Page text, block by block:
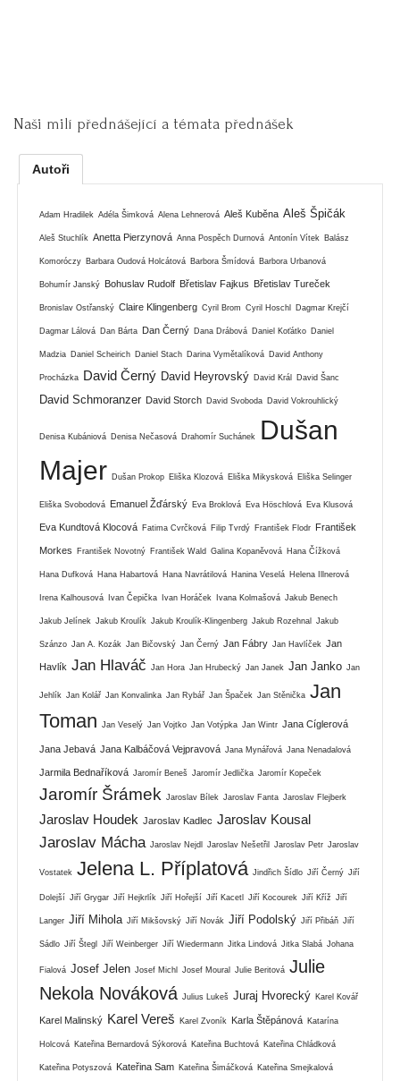
Naši milí přednášející a témata přednášek
Autoři
Adam Hradilek Adéla Šimková Alena Lehnerová Aleš Kuběna Aleš Špičák
Aleš Stuchlík Anetta Pierzynová Anna Pospěch Durnová Antonín Vítek Balász
Komoróczy Barbara Oudová Holcátová Barbora Šmídová Barbora Urbanová
Bohumír Janský Bohuslav Rudolf Břetislav Fajkus Břetislav Tureček
Bronislav Ostřanský Claire Klingenberg Cyril Brom Cyril Hoschl Dagmar Krejčí
Dagmar Lálová Dan Bárta Dan Černý Dana Drábová Daniel Koťátko Daniel
Madzia Daniel Scheirich Daniel Stach Darina Vymětalíková David Anthony
Procházka David Černý David Heyrovský David Král David Šanc
David Schmoranzer David Storch David Svoboda David Vokrouhlický
Denisa Kubániová Denisa Nečasová Drahomír Suchánek
Dušan
Majer Dušan Prokop Eliška Klozová Eliška Mikysková Eliška Selinger
Eliška Svobodová Emanuel Žďárský Eva Broklová Eva Höschlová Eva Klusová
Eva Kundtová Klocová Fatima Cvrčková Filip Tvrdý František Flodr František
Morkes František Novotný František Wald Galina Kopaněvová Hana Čížková
Hana Dufková Hana Habartová Hana Navrátilová Hanina Veselá Helena Illnerová
Irena Kalhousová Ivan Čepička Ivan Horáček Ivana Kolmašová Jakub Benech
Jakub Jelínek Jakub Kroulík Jakub Kroulík-Klingenberg Jakub Rozehnal Jakub
Szánzo Jan A. Kozák Jan Bičovský Jan Černý Jan Fábry Jan Havlíček Jan
Havlík Jan Hlaváč Jan Hora Jan Hrubecký Jan Janek Jan Janko Jan
Jehlík Jan Kolář Jan Konvalinka Jan Rybář Jan Špaček Jan Stěnička Jan
Toman
Jan Veselý Jan Vojtko Jan Votýpka Jan Wintr Jana Cíglerová
Jana Jebavá Jana Kalbáčová Vejpravová Jana Mynářová Jana Nenadalová
Jarmila Bednaříková Jaromír Beneš Jaromír Jedlička Jaromír Kopeček
Jaromír Šrámek Jaroslav Bílek Jaroslav Fanta Jaroslav Flejberk
Jaroslav Houdek Jaroslav Kadlec Jaroslav Kousal
Jaroslav Mácha Jaroslav Nejdl Jaroslav Nešetřil Jaroslav Petr Jaroslav
Vostatek Jelena L. Příplatová Jindřich Šídlo Jiří Černý Jiří
Dolejší Jiří Grygar Jiří Hejkrlík Jiří Hořejší Jiří Kacetl Jiří Kocourek Jiří Kříž Jiří
Langer Jiří Mihola Jiří Mikšovský Jiří Novák Jiří Podolský Jiří Přibáň Jiří
Sádlo Jiří Štegl Jiří Weinberger Jiří Wiedermann Jitka Lindová Jitka Slabá Johana
Fialová Josef Jelen Josef Michl Josef Moural Julie Beritová Julie
Nekola Nováková Julius Lukeš Juraj Hvorecký Karel Kovář
Karel Malinský Karel Vereš Karel Zvoník Karla Štěpánová Katarína
Holcová Kateřina Bernardová Sýkorová Kateřina Buchtová Kateřina Chládková
Kateřina Potyszová Kateřina Sam Kateřina Šimáčková Kateřina Smejkalová